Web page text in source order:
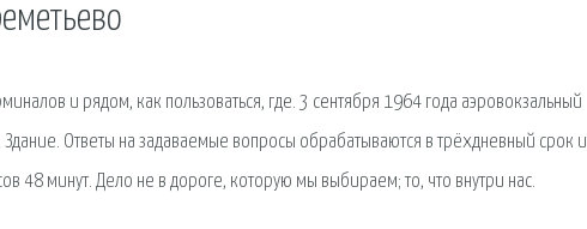
и рядом, как пользоваться, где. 3 сентября 1964 года аэровокзальный
Ответы на задаваемые вопросы обрабатываются в трёхдневный срок и
48 минут. Дело не в дороге, которую мы выбираем; то, что внутри нас.